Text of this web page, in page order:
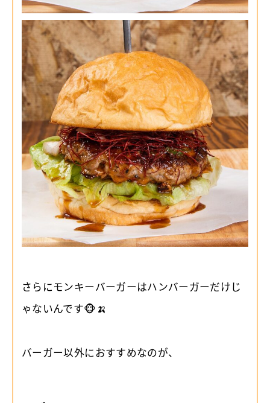
さらにモンキーバーガーはハンバーガーだけじ
ゃないんです🐵🍌
バーガー以外におすすめなのが、